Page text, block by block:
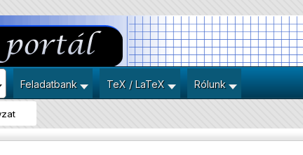
Feladatbank TeX / LaTeX Rólunk